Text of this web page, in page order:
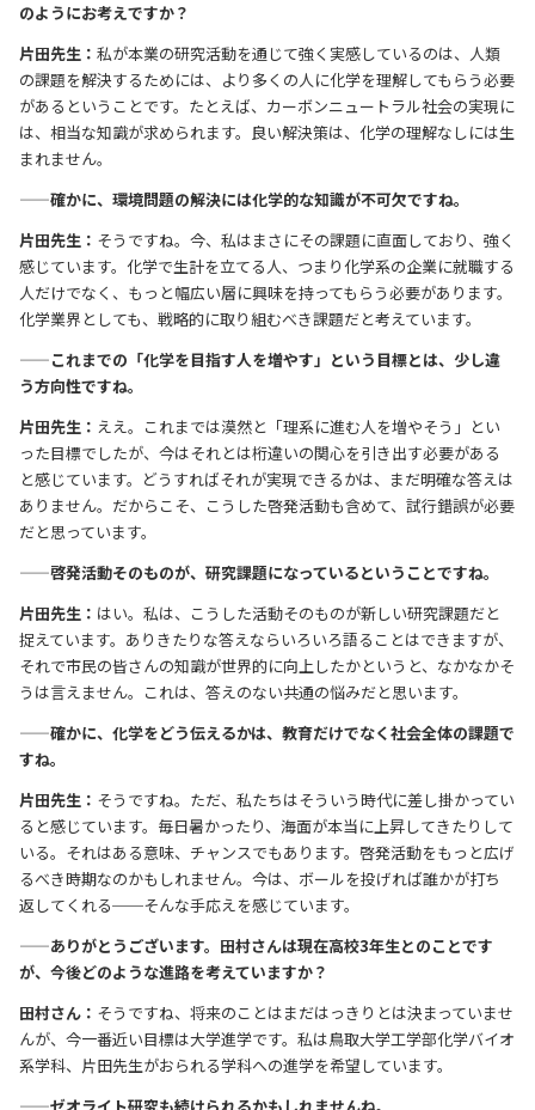
のようにお考えですか？
片田先生：私が本業の研究活動を通じて強く実感しているのは、人類
の課題を解決するためには、より多くの人に化学を理解してもらう必要
があるということです。たとえば、カーボンニュートラル社会の実現に
は、相当な知識が求められます。良い解決策は、化学の理解なしには生
まれません。
——確かに、環境問題の解決には化学的な知識が不可欠ですね。
片田先生： そうですね。今、私はまさにその課題に直面しており、強く
感じています。化学で生計を立てる人、つまり化学系の企業に就職する
人だけでなく、もっと幅広い層に興味を持ってもらう必要があります。
化学業界としても、戦略的に取り組むべき課題だと考えています。
——これまでの「化学を目指す人を増やす」という目標とは、少し違
う方向性ですね。
片田先生： ええ。これまでは漠然と「理系に進む人を増やそう」とい
った目標でしたが、今はそれとは桁違いの関心を引き出す必要がある
と感じています。どうすればそれが実現できるかは、まだ明確な答えは
ありません。だからこそ、こうした啓発活動も含めて、試行錯誤が必要
だと思っています。
——啓発活動そのものが、研究課題になっているということですね。
片田先生： はい。私は、こうした活動そのものが新しい研究課題だと
捉えています。ありきたりな答えならいろいろ語ることはできますが、
それで市民の皆さんの知識が世界的に向上したかというと、なかなかそ
うは言えません。これは、答えのない共通の悩みだと思います。
——確かに、化学をどう伝えるかは、教育だけでなく社会全体の課題で
すね。
片田先生： そうですね。ただ、私たちはそういう時代に差し掛かってい
ると感じています。毎日暑かったり、海面が本当に上昇してきたりして
いる。それはある意味、チャンスでもあります。啓発活動をもっと広げ
るべき時期なのかもしれません。今は、ボールを投げれば誰かが打ち
返してくれる──そんな手応えを感じています。
——ありがとうございます。田村さんは現在高校3年生とのことです
が、今後どのような進路を考えていますか？
田村さん： そうですね、将来のことはまだはっきりとは決まっていませ
んが、今一番近い目標は大学進学です。私は鳥取大学工学部化学バイオ
系学科、片田先生がおられる学科への進学を希望しています。